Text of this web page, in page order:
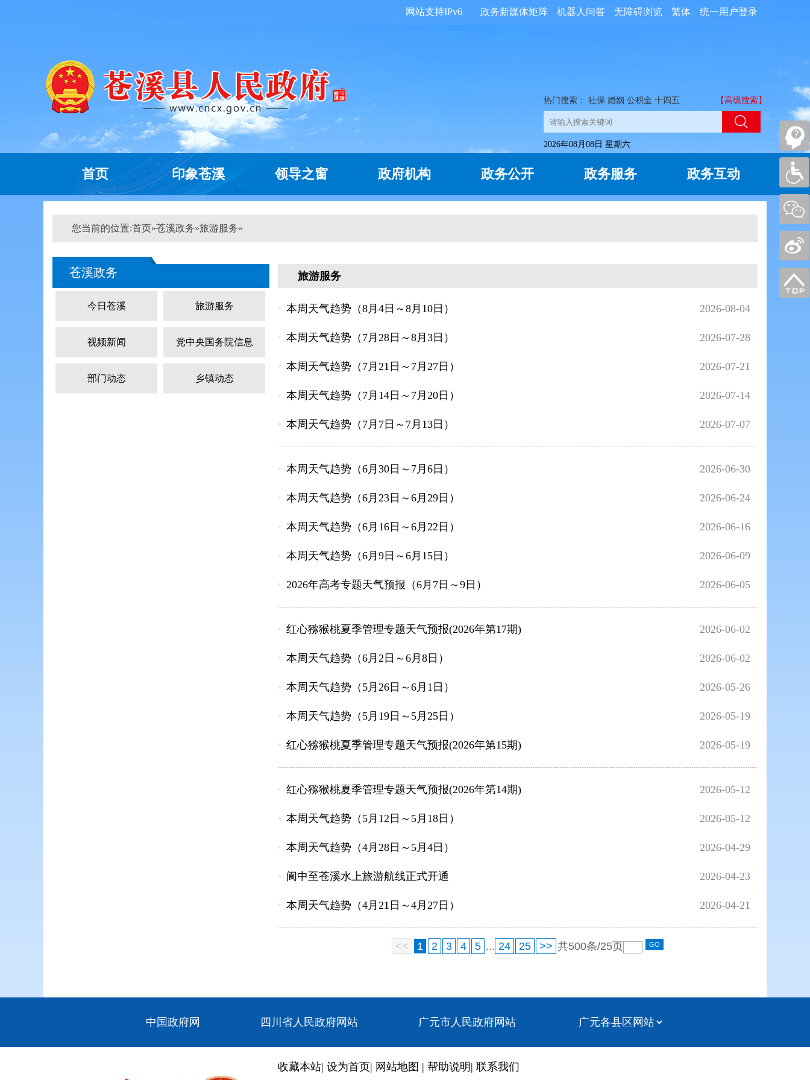
统一用户登录
繁体
无障碍浏览
机器人问答
政务新媒体矩阵
网站支持IPv6
热门搜索： 社保 婚姻 公积金 十四五 【高级搜索】
2026年08月08日 星期六
首页 印象苍溪 领导之窗 政府机构 政务公开 政务服务 政务互动
您当前的位置:首页»苍溪政务»旅游服务»
苍溪政务
今日苍溪 旅游服务
视频新闻 党中央国务院信息
部门动态 乡镇动态
旅游服务
本周天气趋势（8月4日～8月10日） 2026-08-04
本周天气趋势（7月28日～8月3日） 2026-07-28
本周天气趋势（7月21日～7月27日） 2026-07-21
本周天气趋势（7月14日～7月20日） 2026-07-14
本周天气趋势（7月7日～7月13日） 2026-07-07
本周天气趋势（6月30日～7月6日） 2026-06-30
本周天气趋势（6月23日～6月29日） 2026-06-24
本周天气趋势（6月16日～6月22日） 2026-06-16
本周天气趋势（6月9日～6月15日） 2026-06-09
2026年高考专题天气预报（6月7日～9日） 2026-06-05
红心猕猴桃夏季管理专题天气预报(2026年第17期) 2026-06-02
本周天气趋势（6月2日～6月8日） 2026-06-02
本周天气趋势（5月26日～6月1日） 2026-05-26
本周天气趋势（5月19日～5月25日） 2026-05-19
红心猕猴桃夏季管理专题天气预报(2026年第15期) 2026-05-19
红心猕猴桃夏季管理专题天气预报(2026年第14期) 2026-05-12
本周天气趋势（5月12日～5月18日） 2026-05-12
本周天气趋势（4月28日～5月4日） 2026-04-29
阆中至苍溪水上旅游航线正式开通 2026-04-23
本周天气趋势（4月21日～4月27日） 2026-04-21
<< 1 2 3 4 5 ... 24 25 >> 共500条/25页
中国政府网 四川省人民政府网站 广元市人民政府网站
收藏本站| 设为首页| 网站地图 | 帮助说明 | 联系我们